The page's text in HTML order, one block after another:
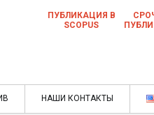
научных статей
научном журнале
ПУБЛИКАЦИЯ В
SCOPUS
НАШИ КОНТАКТЫ